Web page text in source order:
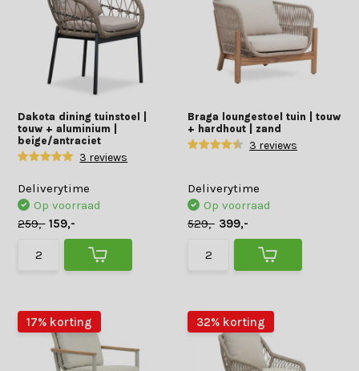
Dakota dining tuinstoel |
touw + aluminium |
beige/antraciet
3 reviews
Deliverytime
Op voorraad
259,- 159,-
Braga loungestoel tuin | touw
+ hardhout | zand
3 reviews
Deliverytime
Op voorraad
529,- 399,-
17% korting 32% korting